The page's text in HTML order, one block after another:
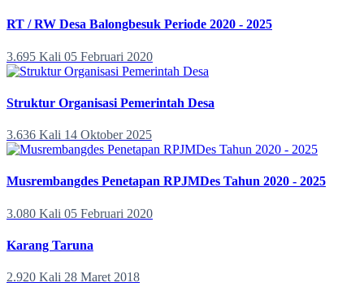
RT / RW Desa Balongbesuk Periode 2020 - 2025
3.695 Kali 05 Februari 2020
Struktur Organisasi Pemerintah Desa
3.636 Kali 14 Oktober 2025
Musrembangdes Penetapan RPJMDes Tahun 2020 - 2025
3.080 Kali 05 Februari 2020
Karang Taruna
2.920 Kali 28 Maret 2018